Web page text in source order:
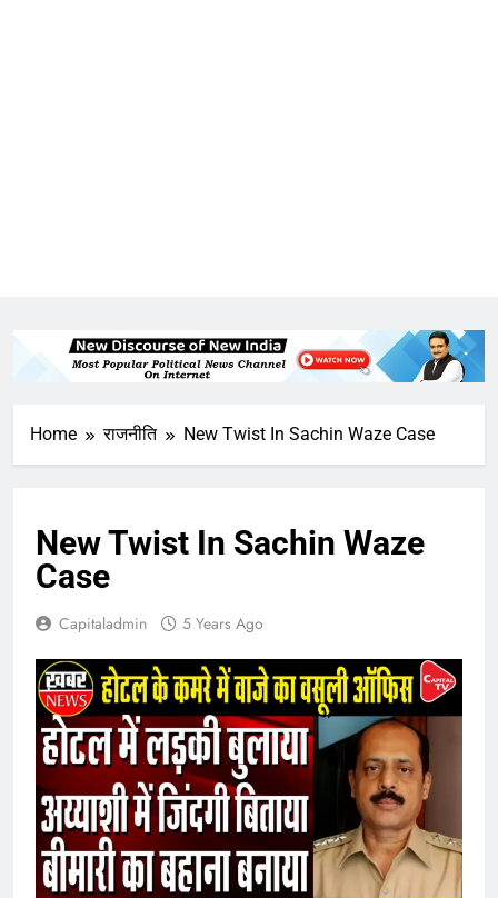
Home राजनीति New Twist In Sachin Waze Case
New Twist In Sachin Waze
Case
Capitaladmin 5 Years Ago